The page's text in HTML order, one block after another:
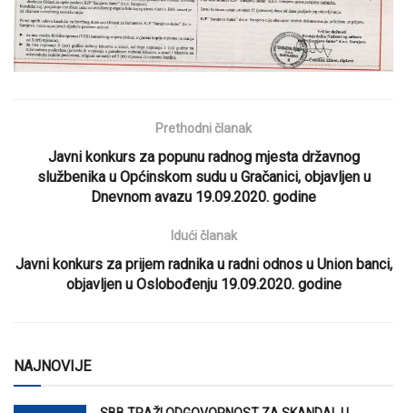
Prethodni članak
Javni konkurs za popunu radnog mjesta državnog
službenika u Općinskom sudu u Gračanici, objavljen u
Dnevnom avazu 19.09.2020. godine
Idući članak
Javni konkurs za prijem radnika u radni odnos u Union banci,
objavljen u Oslobođenju 19.09.2020. godine
NAJNOVIJE